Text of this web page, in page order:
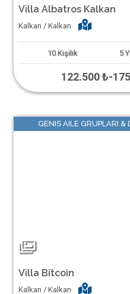
Villa Albatros Kalkan
Kalkan / Kalkan
10 Kişilik 5
122.500 ₺-
GENIS AILE GRUPLARI
Villa Bitcoin
Kalkan / Kalkan